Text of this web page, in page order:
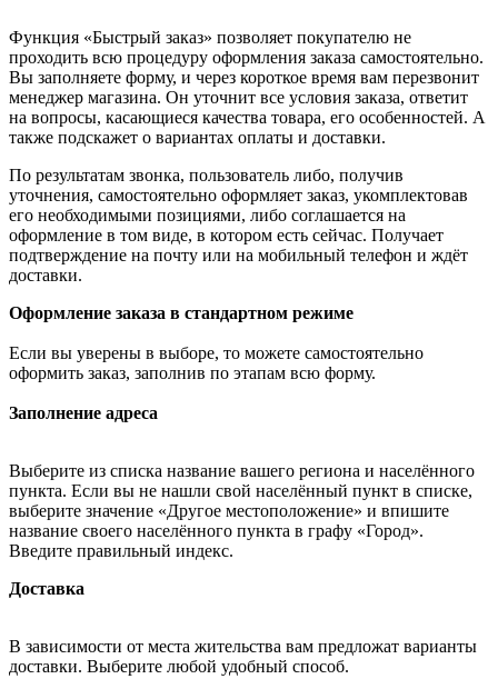
Функция «Быстрый заказ» позволяет покупателю не
проходить всю процедуру оформления заказа самостоятельно.
Вы заполняете форму, и через короткое время вам перезвонит
менеджер магазина. Он уточнит все условия заказа, ответит
на вопросы, касающиеся качества товара, его особенностей. А
также подскажет о вариантах оплаты и доставки.
По результатам звонка, пользователь либо, получив
уточнения, самостоятельно оформляет заказ, укомплектовав
его необходимыми позициями, либо соглашается на
оформление в том виде, в котором есть сейчас. Получает
подтверждение на почту или на мобильный телефон и ждёт
доставки.
Оформление заказа в стандартном режиме
Если вы уверены в выборе, то можете самостоятельно
оформить заказ, заполнив по этапам всю форму.
Заполнение адреса
Выберите из списка название вашего региона и населённого
пункта. Если вы не нашли свой населённый пункт в списке,
выберите значение «Другое местоположение» и впишите
название своего населённого пункта в графу «Город».
Введите правильный индекс.
Доставка
В зависимости от места жительства вам предложат варианты
доставки. Выберите любой удобный способ.